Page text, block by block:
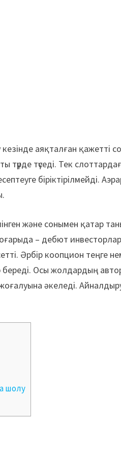
аяқталған қажетті
түрде түседі. Тек
біріктірілмейді.
және сонымен қатар
– дебют инвесторлар
Әрбір коопцион теңге
Осы жолдардың
әкеледі.
шолу